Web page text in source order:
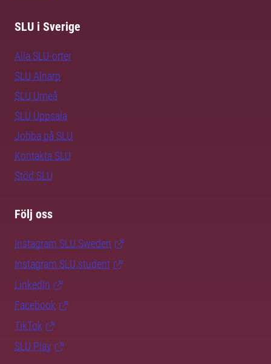
SLU i Sverige
Alla SLU-orter
SLU Alnarp
SLU Umeå
SLU Uppsala
Jobba på SLU
Kontakta SLU
Stöd SLU
Följ oss
Instagram SLU.Sweden
Instagram SLU.student
LinkedIn
Facebook
TikTok
SLU Play